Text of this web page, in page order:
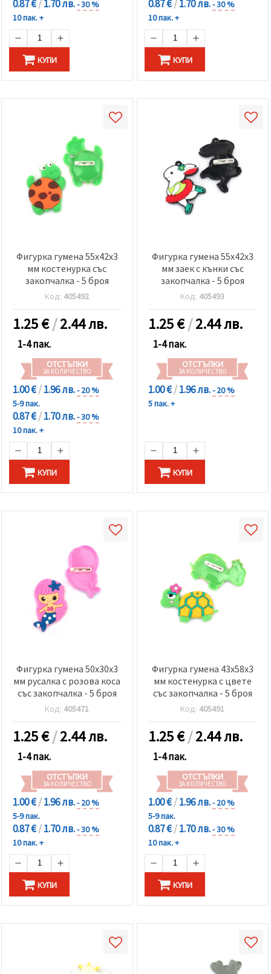
0.87 €/1.70 лв.- 30 %
10 пак. +
КУПИ
0.87 €/1.70 лв.- 30 %
10 пак. +
КУПИ
Фигурка гумена 55x42x3
мм костенурка със
закопчалка - 5 броя
Код: 405492
1.25€/2.44 лв.
1-4 пак.
ОТСТЪПКИ
ЗА КОЛИЧЕСТВО
1.00 €/1.96 лв.- 20 %
5-9 пак.
0.87 €/1.70 лв.- 30 %
10 пак. +
КУПИ
Фигурка гумена 55x42x3
мм заек с кънки със
закопчалка - 5 броя
Код: 405493
1.25€/2.44 лв.
1-4 пак.
ОТСТЪПКИ
ЗА КОЛИЧЕСТВО
1.00 €/1.96 лв.- 20 %
5 пак. +
КУПИ
Фигурка гумена 50x30x3
мм русалка с розова коса
със закопчалка - 5 броя
Код: 405471
1.25€/2.44 лв.
1-4 пак.
ОТСТЪПКИ
ЗА КОЛИЧЕСТВО
1.00 €/1.96 лв.- 20 %
5-9 пак.
0.87 €/1.70 лв.- 30 %
10 пак. +
КУПИ
Фигурка гумена 43x58x3
мм костенурка с цвете
със закопчалка - 5 броя
Код: 405491
1.25€/2.44 лв.
1-4 пак.
ОТСТЪПКИ
ЗА КОЛИЧЕСТВО
1.00 €/1.96 лв.- 20 %
5-9 пак.
0.87 €/1.70 лв.- 30 %
10 пак. +
КУПИ